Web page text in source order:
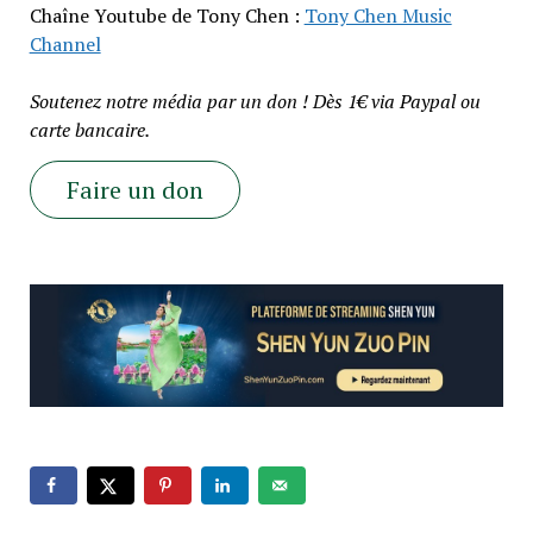
Chaîne Youtube de Tony Chen : Tony Chen Music
Channel
Soutenez notre média par un don ! Dès 1€ via Paypal ou
carte bancaire.
Faire un don